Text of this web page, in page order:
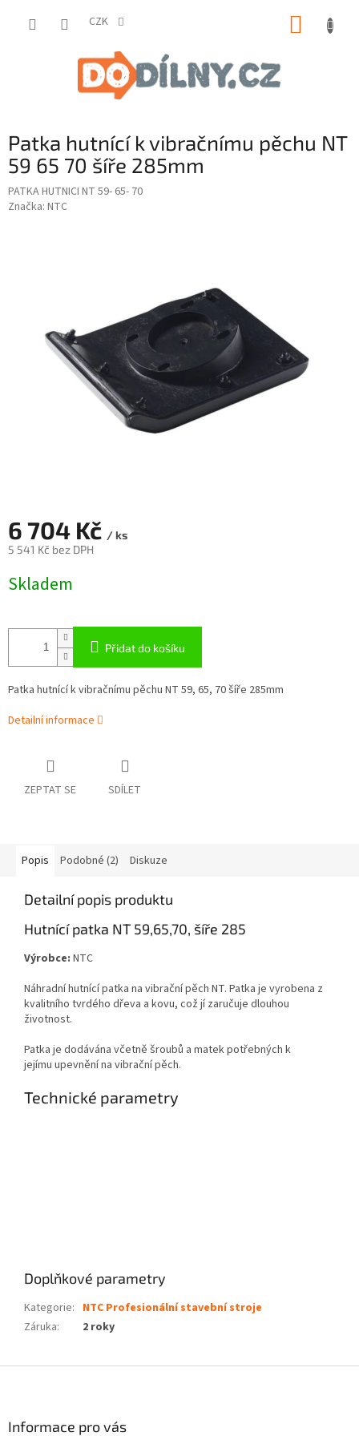
CZK
Patka hutnící k vibračnímu pěchu NT
59 65 70 šíře 285mm
PATKA HUTNICI NT 59- 65- 70
Značka: NTC
6 704 Kč / ks
5 541 Kč bez DPH
cena:
Skladem
Přidat do košíku
Patka hutnící k vibračnímu pěchu NT 59, 65, 70 šíře 285mm
Detailní informace
ZEPTAT SE SDÍLET
Popis Podobné (2) Diskuze
Detailní popis produktu
Hutnící patka NT 59,65,70, šíře 285
Výrobce: NTC
Náhradní hutnící patka na vibrační pěch NT. Patka je vyrobena z
kvalitního tvrdého dřeva a kovu, což jí zaručuje dlouhou
životnost.
Patka je dodávána včetně šroubů a matek potřebných k
jejímu upevnění na vibrační pěch.
Technické parametry
Doplňkové parametry
Kategorie: NTC Profesionální stavební stroje
Záruka: 2 roky
Informace pro vás